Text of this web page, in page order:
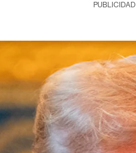
PUBLICIDAD